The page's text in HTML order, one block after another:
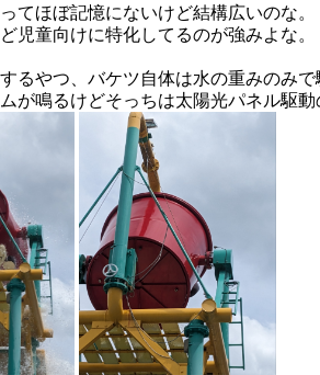
てほぼ記憶にないけど結構広いのな。
児童向けに特化してるのが強みよな。
るやつ、バケツ自体は水の重みのみで
が鳴るけどそっちは太陽光パネル駆